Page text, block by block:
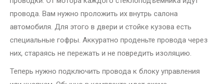
провода. Вам нужно проложить их внутрь салона
автомобиля. Для этого в двери и стойке кузова есть
специальные гофры. Аккуратно проденьте провода через
них, стараясь не пережать и не повредить изоляцию.
Теперь нужно подключить провода к блоку управления